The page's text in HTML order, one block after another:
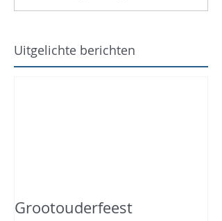
Uitgelichte berichten
Grootouderfeest